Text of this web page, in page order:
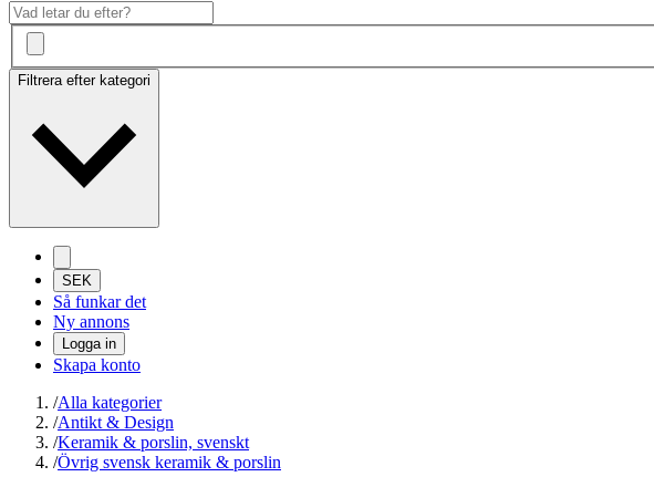
Filtrera efter kategori
SEK
Så funkar det
Ny annons
Logga in
Skapa konto
/Alla kategorier
/Antikt & Design
/Keramik & porslin, svenskt
/Övrig svensk keramik & porslin